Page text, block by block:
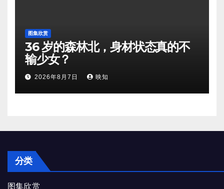
图集欣赏
36 岁的森林北，身材状态真的不
输少女？
2026年8月7日 映知
分类
图集欣赏